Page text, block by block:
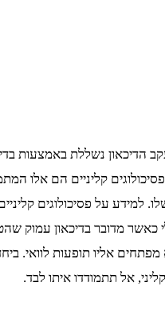
עקב הדיכאון נשללת
קליניים הם אלו
למידע על פסיכולוגים
מדובר בדיכאון עמוק
אליו תופעות לוואי.
אל תתמודדו איתו לבד.